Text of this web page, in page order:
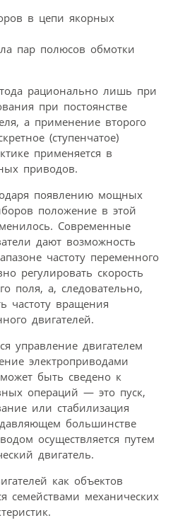
в цепи якорных
пар полюсов обмотки
рационально лишь при
при постоянстве
а применение второго
(ступенчатое)
применяется в
приводов.
появлению мощных
положение в этой
Современные
дают возможность
частоту переменного
регулировать скорость
поля, а, следовательно,
частоту вращения
двигателей.
управление двигателем
электроприводами
быть сведено к
операций — это пуск,
или стабилизация
большинстве
осуществляется путем
двигатель.
как объектов
семействами механических